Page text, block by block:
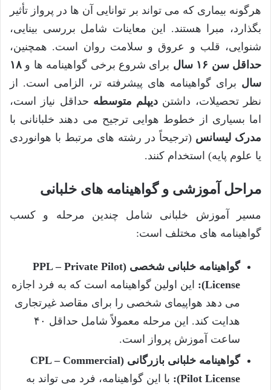
هرگونه بیماری که می تواند بر توانایی آن ها در پرواز تأثیر
بگذارد، مبرا هستند. این معاینات شامل بررسی بینایی،
شنوایی، قلب و عروق و سلامت روان است. همچنین،
حداقل سن ۱۶ سال
برای شروع برخی گواهینامه ها و ۱۸
سال برای گواهینامه های پیشرفته تر، الزامی است. از
نظر تحصیلات، داشتن دیپلم متوسطه حداقل نیاز است،
اما بسیاری از خطوط هوایی ترجیح می دهند خلبانانی با
مدرک لیسانس (ترجیحاً در رشته های مرتبط با هوانوردی
یا علوم پایه) استخدام کنند.
مراحل آموزشی و گواهینامه های خلبانی
مسیر آموزش خلبانی شامل چندین مرحله و کسب
گواهینامه های مختلف است:
گواهینامه خلبانی شخصی (PPL – Private Pilot
License):
این اولین گواهینامه است که به فرد اجازه
می دهد هواپیمای شخصی را برای مقاصد غیرتجاری
هدایت کند. این مرحله معمولاً شامل حداقل ۴۰
ساعت آموزش پرواز است.
گواهینامه خلبانی بازرگانی (CPL – Commercial
Pilot License):
با این گواهینامه، فرد می تواند به